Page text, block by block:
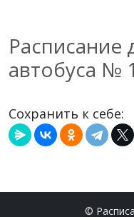
Расписание
автобуса №
Сохранить к себе:
©